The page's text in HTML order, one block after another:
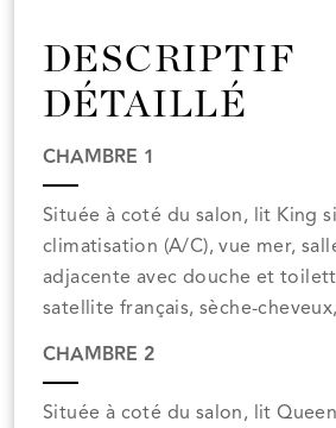
DESCRIPTIF
DÉTAILLÉ
CHAMBRE 1
Située à coté du salon, lit King
climatisation (A/C), vue mer,
adjacente avec douche et
satellite français, sèche-
CHAMBRE 2
Située à coté du salon, lit